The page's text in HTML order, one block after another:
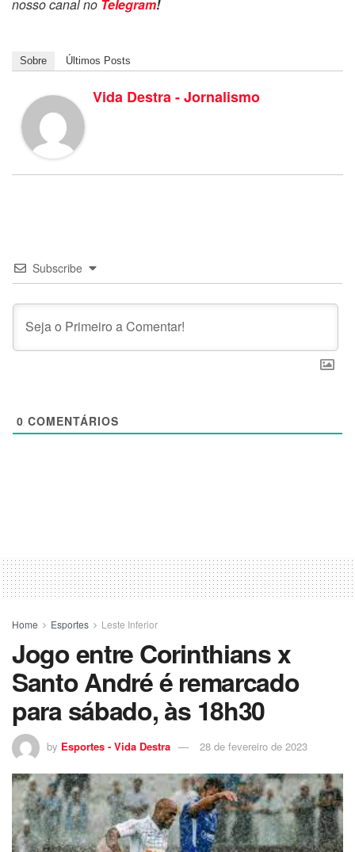
nosso canal no Telegram!
Sobre Últimos Posts
Vida Destra - Jornalismo
Subscribe
0 COMENTÁRIOS
Home Esportes Leste Inferior
Jogo entre Corinthians x
Santo André é remarcado
para sábado, às 18h30
by Esportes - Vida Destra 28 de fevereiro de 2023